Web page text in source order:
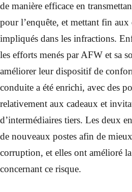
de manière efficace en
pour l’enquête, et mettant fin aux
impliqués dans les infractions.
les efforts menés par AFW et sa
améliorer leur dispositif de
conduite a été enrichi, avec des
relativement aux cadeaux et
d’intermédiaires tiers. Les deux
de nouveaux postes afin de
corruption, et elles ont amélioré
concernant ce risque.